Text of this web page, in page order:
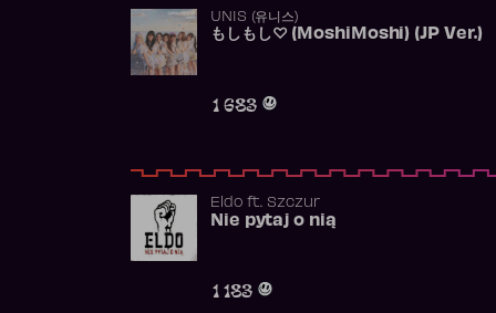
UNIS (유니스)
もしもし♡ (MoshiMoshi) (JP Ver.)
1 683
Eldoft. Szczur
Nie pytaj o nią
1 183